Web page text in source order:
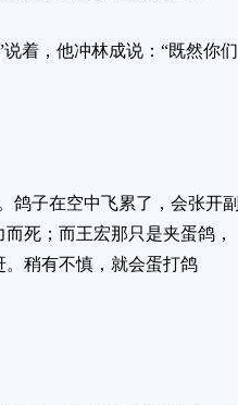
着，他冲林成说：“既然你们
鸽子在空中飞累了，会张开副
死；而王宏那只是夹蛋鸽，
稍有不慎，就会蛋打鸽